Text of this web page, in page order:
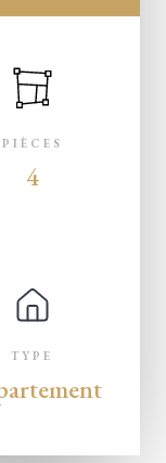
PIÈCES
4
TYPE